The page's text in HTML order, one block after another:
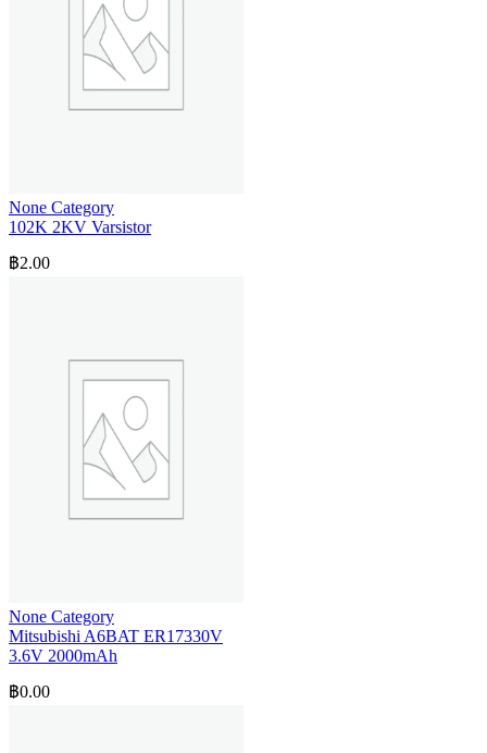
None Category
102K 2KV Varsistor
฿2.00
None Category
Mitsubishi A6BAT ER17330V
3.6V 2000mAh
฿0.00